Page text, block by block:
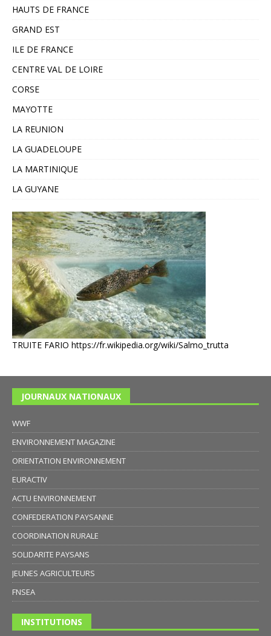
HAUTS DE FRANCE
GRAND EST
ILE DE FRANCE
CENTRE VAL DE LOIRE
CORSE
MAYOTTE
LA REUNION
LA GUADELOUPE
LA MARTINIQUE
LA GUYANE
TRUITE FARIO https://fr.wikipedia.org/wiki/Salmo_trutta
JOURNAUX NATIONAUX
WWF
ENVIRONNEMENT MAGAZINE
ORIENTATION ENVIRONNEMENT
EURACTIV
ACTU ENVIRONNEMENT
CONFEDERATION PAYSANNE
COORDINATION RURALE
SOLIDARITE PAYSANS
JEUNES AGRICULTEURS
FNSEA
INSTITUTIONS